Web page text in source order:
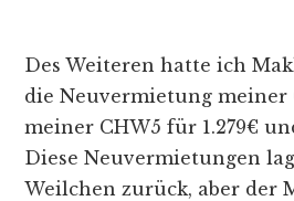
Des Weiteren hatte ich
die Neuvermietung meiner
meiner CHW5 für 1.279€
Diese Neuvermietungen
Weilchen zurück, aber der